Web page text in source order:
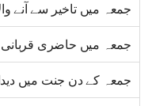
جمعہ میں تاخیر سے آنے
جمعہ میں حاضری قربانی
جمعہ کے دن جنت میں